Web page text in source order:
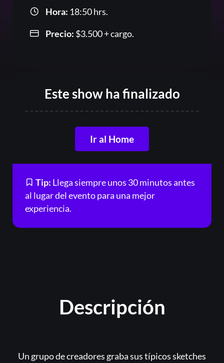
Hora: 18:50 hrs.
Precio: $3.500+ cargo.
Este show ha finalizado
Ir al Home
Tip: Llega siempre unos 30 minutos antes
al lugar del evento para una mejor
experiencia.
Descripción
Un grupo de creadores graba sus típicos sketches
¿Olvidaste la contraseña?
Registrarse